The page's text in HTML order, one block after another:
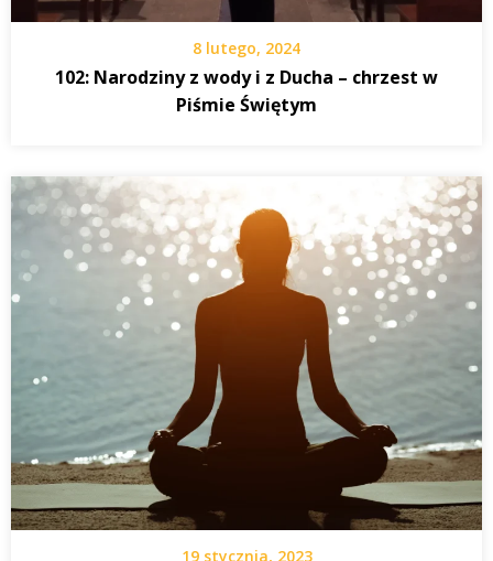
8 lutego, 2024
102: Narodziny z wody i z Ducha – chrzest w
Piśmie Świętym
19 stycznia, 2023